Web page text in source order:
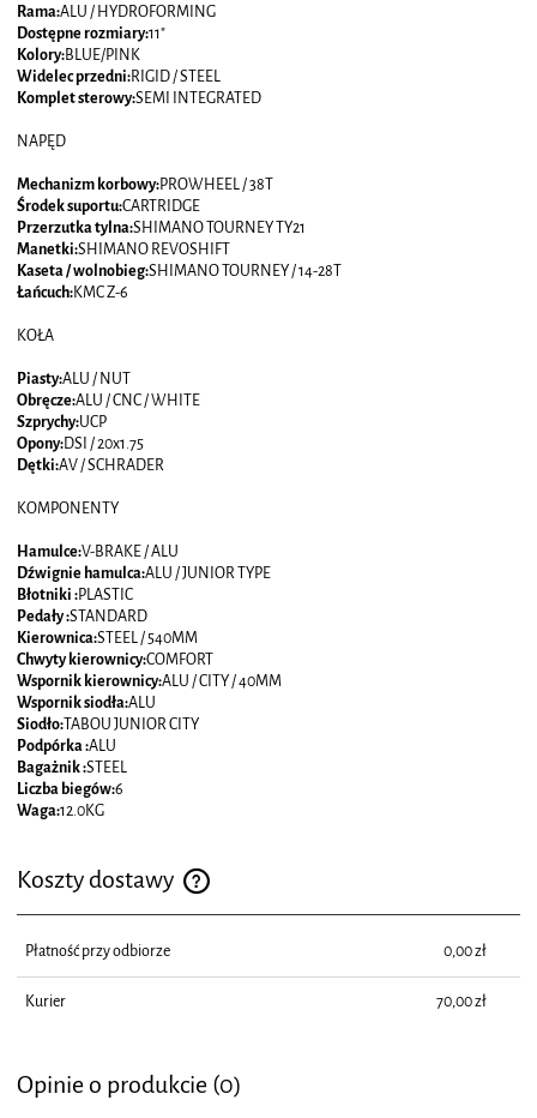
Rama:ALU / HYDROFORMING
Dostępne rozmiary:11"
Kolory:BLUE/PINK
Widelec przedni:RIGID / STEEL
Komplet sterowy:SEMI INTEGRATED
NAPĘD
Mechanizm korbowy:PROWHEEL / 38T
Środek suportu:CARTRIDGE
Przerzutka tylna:SHIMANO TOURNEY TY21
Manetki:SHIMANO REVOSHIFT
Kaseta / wolnobieg:SHIMANO TOURNEY / 14-28T
Łańcuch:KMC Z-6
KOŁA
Piasty:ALU / NUT
Obręcze:ALU / CNC / WHITE
Szprychy:UCP
Opony:DSI / 20x1.75
Dętki:AV / SCHRADER
KOMPONENTY
Hamulce:V-BRAKE / ALU
Dźwignie hamulca:ALU / JUNIOR TYPE
Błotniki :PLASTIC
Pedały :STANDARD
Kierownica:STEEL / 540MM
Chwyty kierownicy:COMFORT
Wspornik kierownicy:ALU / CITY / 40MM
Wspornik siodła:ALU
Siodło:TABOU JUNIOR CITY
Podpórka :ALU
Bagażnik :STEEL
Liczba biegów:6
Waga:12.0KG
Koszty dostawy
Cena nie zawiera ewentualnych kosztów płatności
Płatność przy odbiorze 0,00 zł
Kurier 70,00 zł
Opinie o produkcie (0)